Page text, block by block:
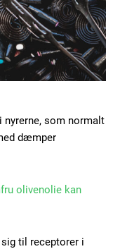
nyrerne, som normalt
dæmper
olivenolie kan
til receptorer i